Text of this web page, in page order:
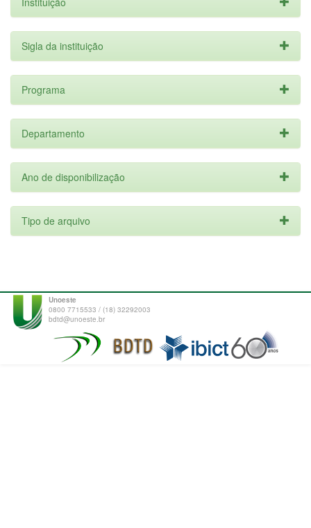
Sigla da instituição
Programa
Departamento
Ano de disponibilização
Tipo de arquivo
Unoeste
0800 7715533 / (18) 32292003
bdtd@unoeste.br